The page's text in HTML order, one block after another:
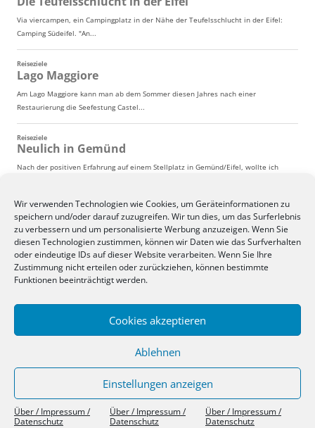
Wir verwenden Technologien wie Cookies, um Geräteinformationen zu
speichern und/oder darauf zuzugreifen. Wir tun dies, um das Surferlebnis
zu verbessern und um personalisierte Werbung anzuzeigen. Wenn Sie
diesen Technologien zustimmen, können wir Daten wie das Surfverhalten
oder eindeutige IDs auf dieser Website verarbeiten. Wenn Sie Ihre
Zustimmung nicht erteilen oder zurückziehen, können bestimmte
Funktionen beeinträchtigt werden.
Cookies akzeptieren
Ablehnen
Einstellungen anzeigen
Über / Impressum /
Datenschutz
Über / Impressum /
Datenschutz
Über / Impressum /
Datenschutz
Über / Impressum / Datenschutz Stolz präsentiert von WordPress